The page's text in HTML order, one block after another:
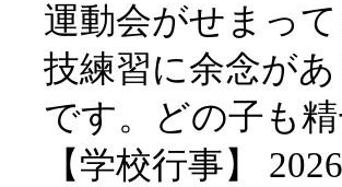
運動会がせまっ
技練習に余念が
です。どの子も
【学校行事】